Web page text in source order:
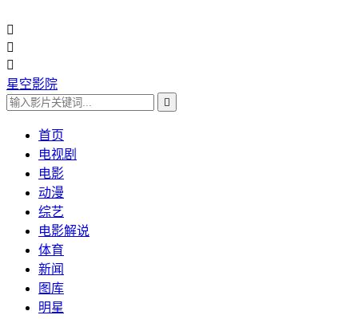



星空影院

首页
电视剧
电影
动漫
综艺
电影解说
体育
新闻
图库
明星